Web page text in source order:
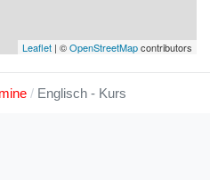
Leaflet | ©OpenStreetMapcontributors
Englisch - Kurs